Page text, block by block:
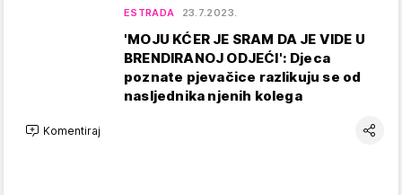
ESTRADA 23.7.2023.
'MOJU KĆER JE SRAM DA JE VIDE U
BRENDIRANOJ ODJEĆI': Djeca
poznate pjevačice razlikuju se od
nasljednika njenih kolega
Komentiraj